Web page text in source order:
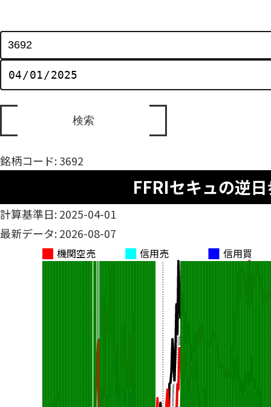
銘柄コード: 3692
FFRIセキュの逆
計算基準日: 2025-04-01
最新データ: 2026-08-07
機関空売 信用売 信用買